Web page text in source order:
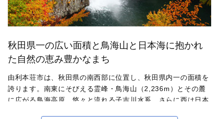
秋田県一の広い面積と鳥海山と日本海に抱かれ
た自然の恵み豊かなまち
由利本荘市は、秋田県の南西部に位置し、秋田県内一の面積を
誇ります。南東にそびえる霊峰・鳥海山（2,236m）とその麓
に広がる鳥海高原、悠々と流れる子吉川水系、さらに西は日本